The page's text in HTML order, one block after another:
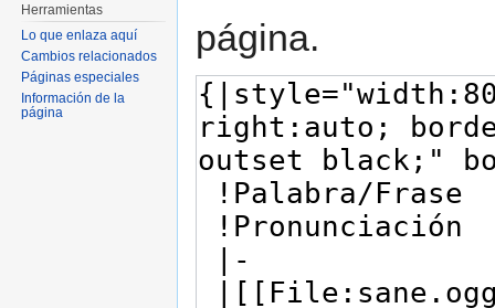
página.
Herramientas
Lo que enlaza aquí
Cambios relacionados
Páginas especiales
Información de la
página